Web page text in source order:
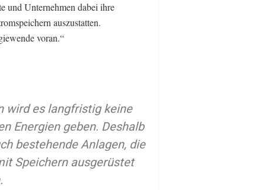
und Unternehmen dabei ihre
auszustatten.
voran.“
wird es langfristig keine
Energien geben. Deshalb
bestehende Anlagen, die
Speichern ausgerüstet